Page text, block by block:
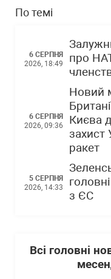
По темі
6 СЕРПНЯ
2026, 18:49
про
6 СЕРПНЯ
2026, 09:36
Новий
Києва
захист
ракет
5 СЕРПНЯ
2026, 14:33
з ЄС
Всі головні